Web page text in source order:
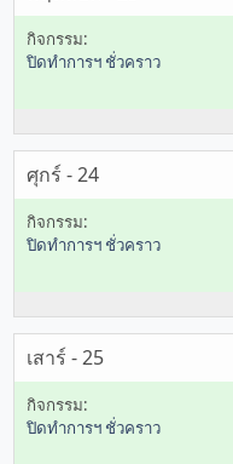
ปิดทำการฯ ชั่วคราว
ศุกร์ - 24
ปิดทำการฯ ชั่วคราว
เสาร์ - 25
ปิดทำการฯ ชั่วคราว